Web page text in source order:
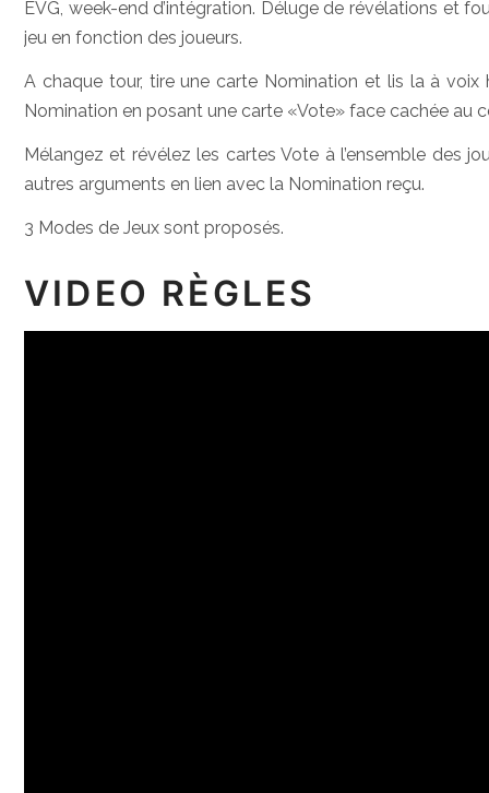
EVG, week-end d’intégration. Déluge de révélations et
jeu en fonction des joueurs.
A chaque tour, tire une carte Nomination et lis la à
Nomination en posant une carte «Vote» face cachée au
Mélangez et révélez les cartes Vote à l’ensemble des
autres arguments en lien avec la Nomination reçu.
3 Modes de Jeux sont proposés.
VIDEO RÈGLES